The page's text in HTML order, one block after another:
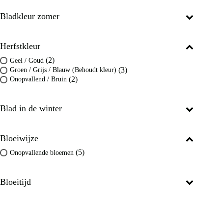
Bladkleur zomer
Herfstkleur
Geel / Goud (2)
Groen / Grijs / Blauw (Behoudt kleur) (3)
Onopvallend / Bruin (2)
Blad in de winter
Bloeiwijze
Onopvallende bloemen (5)
Bloeitijd